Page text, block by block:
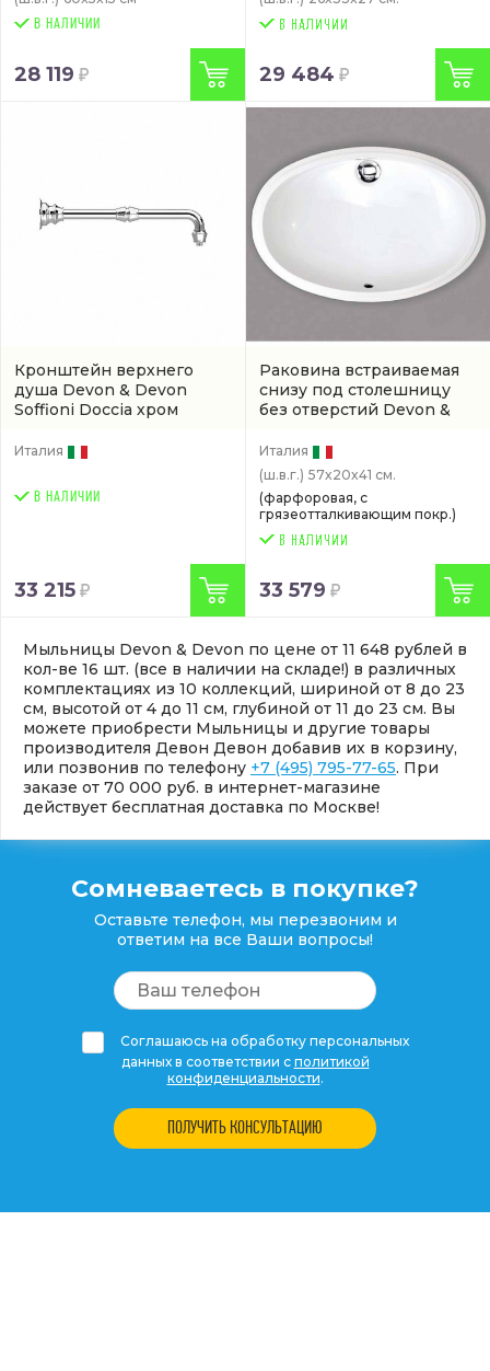
В НАЛИЧИИ
28 119 29 484
Кронштейн верхнего
душа Devon & Devon
Soffioni Doccia хром
Италия
В НАЛИЧИИ
33 215
Раковина встраиваемая
снизу под столешницу
без отверстий Devon &
(CTPLASOINB.CO)
Италия
(ш.в.г.) 57x20x41 см.
(фарфоровая, с
грязеотталкивающим покр.)
33 579
Мыльницы Devon & Devon по цене от 11 648 рублей в
кол-ве 16 шт. (все в наличии на складе!) в различных
комплектациях из 10 коллекций, шириной от 8 до 23
см, высотой от 4 до 11 см, глубиной от 11 до 23 см. Вы
можете приобрести Мыльницы и другие товары
производителя Девон Девон добавив их в корзину,
или позвонив по телефону +7 (495) 795-77-65. При
заказе от 70 000 руб. в интернет-магазине
действует бесплатная доставка по Москве!
Сомневаетесь в покупке?
Оставьте телефон, мы перезвоним и
ответим на все Ваши вопросы!
Соглашаюсь на обработку персональных
данных в соответствии с политикой
конфиденциальности.
ПОЛУЧИТЬ КОНСУЛЬТАЦИЮ